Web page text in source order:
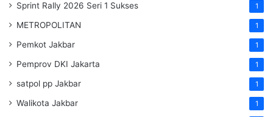
Sprint Rally 2026 Seri 1 Sukses 1
METROPOLITAN 1
Pemkot Jakbar 1
Pemprov DKI Jakarta 1
satpol pp Jakbar 1
Walikota Jakbar 1